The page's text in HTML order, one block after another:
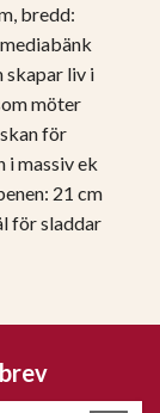
bredd:
skapar liv i
möter
för
i massiv ek
21 cm
för sladdar